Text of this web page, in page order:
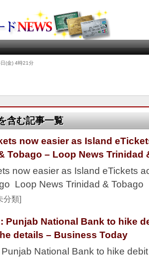
(金) 4時21分
含む記事一覧
now easier as Island
Tobago – Loop News Trinidad
now easier as Island eTickets
Loop News Trinidad & Tobago
分類]
Punjab National Bank to hike
details – Business Today
National Bank to hike